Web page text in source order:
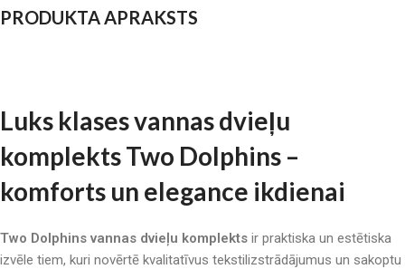
PRODUKTA APRAKSTS
Luks klases vannas dvieļu
komplekts Two Dolphins –
komforts un elegance ikdienai
Two Dolphins vannas dvieļu komplekts ir praktiska un estētiska
izvēle tiem, kuri novērtē kvalitatīvus tekstilizstrādājumus un sakoptu